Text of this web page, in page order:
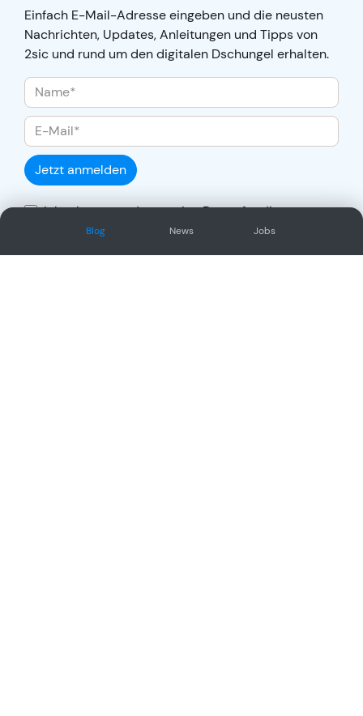
Blog News Jobs
Einfach E-Mail-Adresse eingeben und die neusten
Nachrichten, Updates, Anleitungen und Tipps von
2sic und rund um den digitalen Dschungel erhalten.
Jetzt anmelden
Ich stimme zu, dass meine Daten für die
Auftragsabwicklung übertragen und gemäss